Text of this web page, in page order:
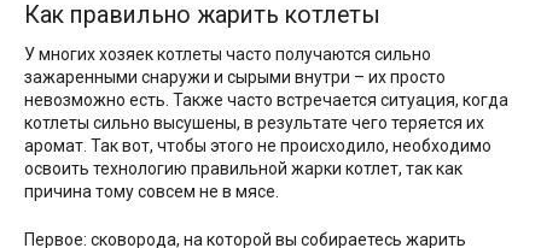
Как правильно жарить котлеты
У многих хозяек котлеты часто получаются сильно
зажаренными снаружи и сырыми внутри – их просто
невозможно есть. Также часто встречается ситуация, когда
котлеты сильно высушены, в результате чего теряется их
аромат. Так вот, чтобы этого не происходило, необходимо
освоить технологию правильной жарки котлет, так как
причина тому совсем не в мясе.
Первое: сковорода, на которой вы собираетесь жарить